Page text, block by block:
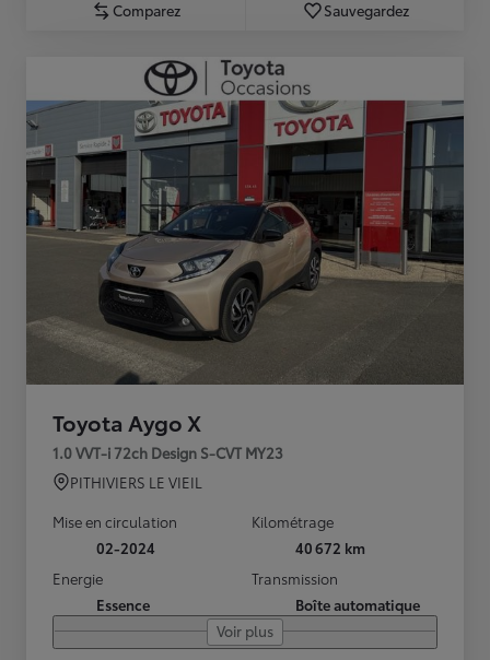
Comparez Sauvegardez
Toyota Aygo X
1.0 VVT-i 72ch Design S-CVT MY23
PITHIVIERS LE VIEIL
Mise en circulation
02-2024
Kilométrage
40 672 km
Energie
Essence
Transmission
Boîte automatique
Voir plus